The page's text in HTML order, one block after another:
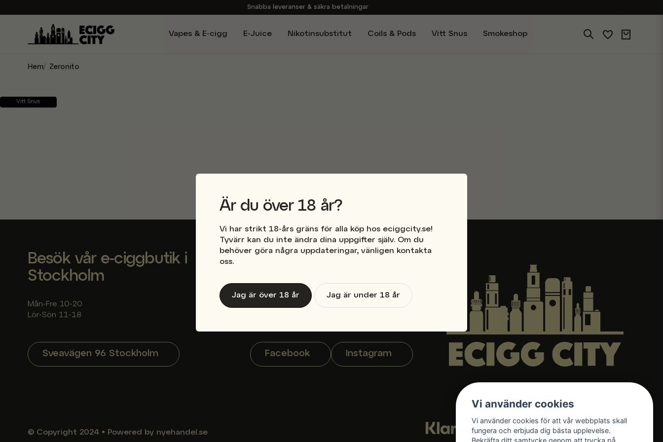
Snabba leveranser & säkra betalningar
Brett sortiment av produkter
Vapes & E-cigg E-Juice Nikotinsubstitut Coils & Pods Vitt Snus Smokeshop
Hem Zeronito
Vitt Snus
Är du över 18 år?
Vi har strikt 18-års gräns för alla köp hos eciggcity.se!
Tyvärr kan du inte ändra dina uppgifter själv. Om du
behöver göra några uppdateringar, vänligen kontakta
oss.
Jag är över 18 år Jag är under 18 år
Besök vår e-ciggbutik i
Stockholm
Mån-Fre 10-20
Lör-Sön 11-18
Sveavägen 96 Stockholm
Frågor?
Telefon: 08-88 60 70
E-post: info@eciggcity.se
Facebook Instagram
© Copyright 2024 • Powered by nyehandel.se
Vi använder cookies
Vi använder cookies för att vår webbplats skall
fungera och erbjuda dig bästa upplevelse.